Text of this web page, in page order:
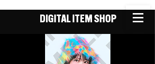
DIGITAL ITEM SHOP